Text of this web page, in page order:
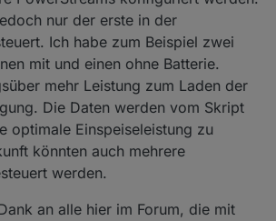
nur der erste in der
Ich habe zum Beispiel zwei
mit und einen ohne Batterie.
mehr Leistung zum Laden der
Die Daten werden vom Skript
optimale Einspeiseleistung zu
könnten auch mehrere
werden.
an alle hier im Forum, die mit